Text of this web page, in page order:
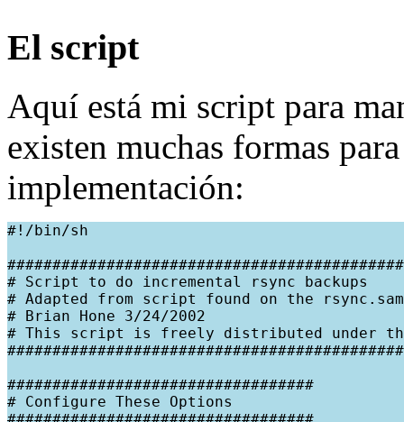
El script
Aquí está mi script para
existen muchas formas
implementación:
#!/bin/sh
# Script to do incremental rsync backups
# Adapted from script found on the
# Brian Hone 3/24/2002
# This script is freely distributed under
##################################
# Configure These Options